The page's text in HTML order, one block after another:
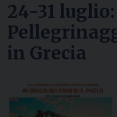
24-31 luglio:
in Grecia